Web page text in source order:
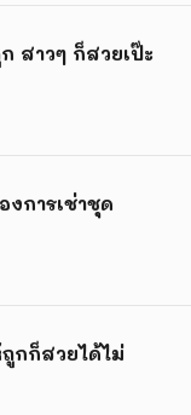
สาวๆ ก็สวยเป๊ะ
งการเช่าชุด
กก็สวยได้ไม่